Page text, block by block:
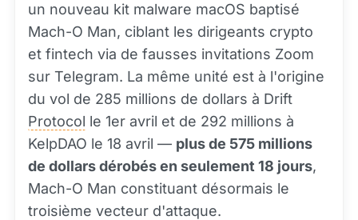
un nouveau kit malware macOS baptisé
Mach-O Man, ciblant les dirigeants crypto
et fintech via de fausses invitations Zoom
sur Telegram. La même unité est à l'origine
du vol de 285 millions de dollars à Drift
Protocol le 1er avril et de 292 millions à
KelpDAO le 18 avril — plus de 575 millions
de dollars dérobés en seulement 18 jours,
Mach-O Man constituant désormais le
troisième vecteur d'attaque.